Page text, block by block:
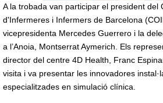
A la trobada van participar el president del
d'Infermeres i Infermers de Barcelona
vicepresidenta Mercedes Guerrero i la
a l’Anoia, Montserrat Aymerich. Els
director del centre 4D Health, Franc
visita i va presentar les innovadores
especialitzades en simulació clínica.